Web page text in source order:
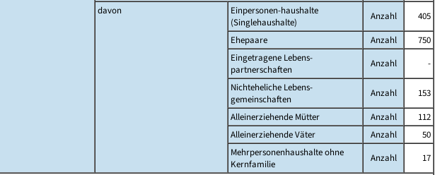
davon
Einpersonen-haushalte
(Singlehaushalte)
Anzahl
405
Ehepaare
Anzahl
750
Eingetragene Lebens-
partnerschaften
Anzahl
-
Nichteheliche Lebens-
gemeinschaften
Anzahl
153
Alleinerziehende Mütter
Anzahl
112
Alleinerziehende Väter
Anzahl
50
Mehrpersonenhaushalte ohne
Kernfamilie
Anzahl
17